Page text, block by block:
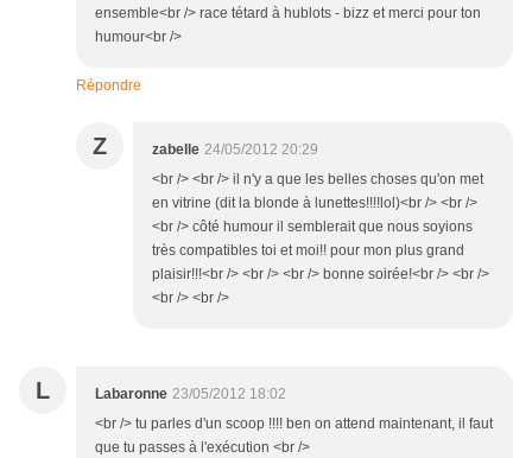
ensemble<br /> race tétard à hublots - bizz et merci pour ton
humour<br />
Répondre
Z zabelle 24/05/2012 20:29
<br /> <br /> il n'y a que les belles choses qu'on met
en vitrine (dit la blonde à lunettes!!!!lol)<br /> <br />
<br /> côté humour il semblerait que nous soyions
très compatibles toi et moi!! pour mon plus grand
plaisir!!!<br /> <br /> <br /> bonne soirée!<br /> <br />
<br /> <br />
L Labaronne 23/05/2012 18:02
<br /> tu parles d'un scoop !!!! ben on attend maintenant, il faut
que tu passes à l'exécution <br />